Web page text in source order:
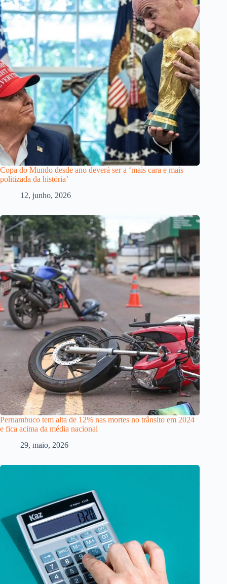
Copa do Mundo desde ano deverá ser a ‘mais cara e mais
politizada da história’
12, junho, 2026
Pernambuco tem alta de 12% nas mortes no trânsito em 2024
e fica acima da média nacional
29, maio, 2026